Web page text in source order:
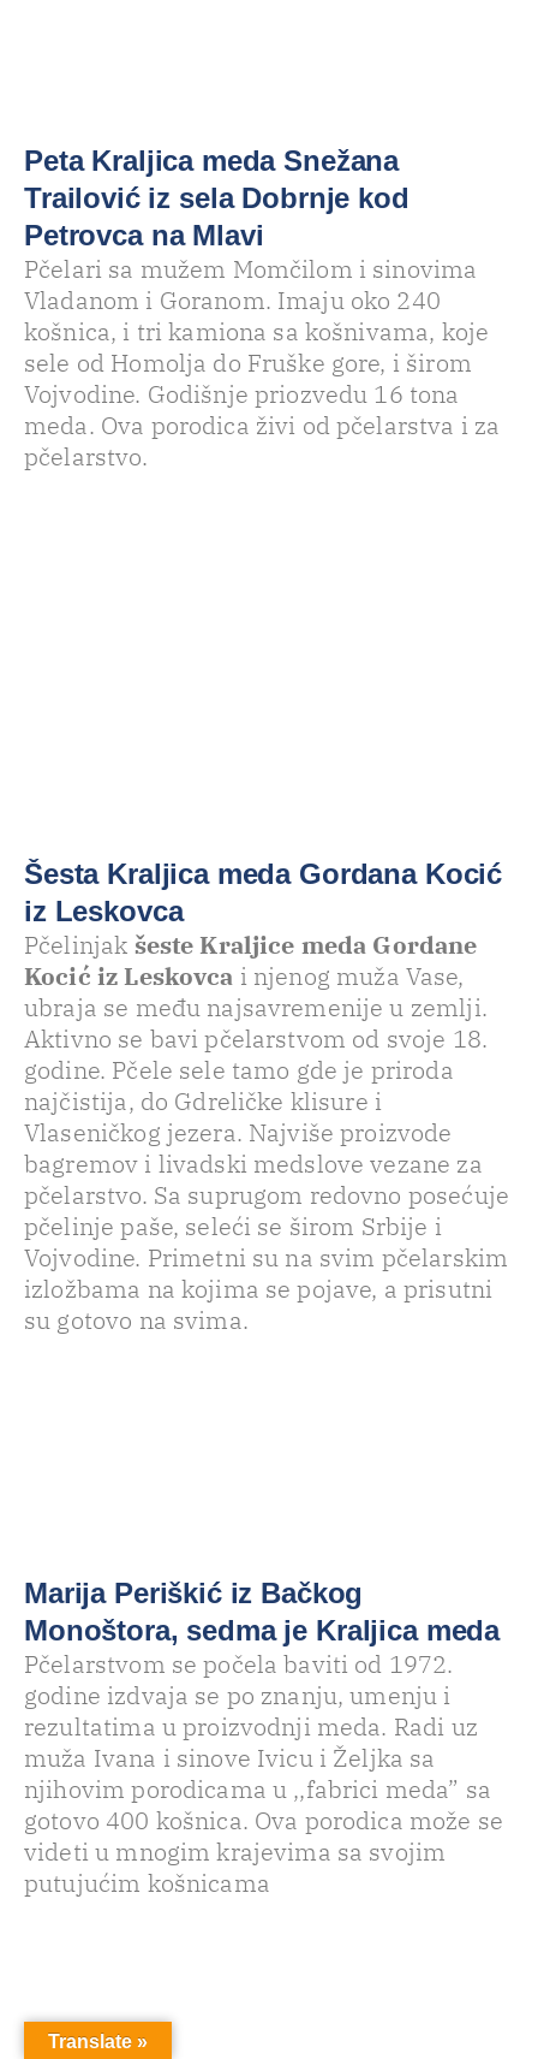
Peta Kraljica meda Snežana
Trailović iz sela Dobrnje kod
Petrovca na Mlavi
Pčelari sa mužem Momčilom i sinovima
Vladanom i Goranom. Imaju oko 240
košnica, i tri kamiona sa košnivama, koje
sele od Homolja do Fruške gore, i širom
Vojvodine. Godišnje priozvedu 16 tona
meda. Ova porodica živi od pčelarstva i za
pčelarstvo.
Šesta Kraljica meda Gordana Kocić
iz Leskovca
Pčelinjak šeste Kraljice meda Gordane
Kocić iz Leskovca i njenog muža Vase,
ubraja se među najsavremenije u zemlji.
Aktivno se bavi pčelarstvom od svoje 18.
godine. Pčele sele tamo gde je priroda
najčistija, do Gdreličke klisure i
Vlaseničkog jezera. Najviše proizvode
bagremov i livadski medslove vezane za
pčelarstvo. Sa suprugom redovno posećuje
pčelinje paše, seleći se širom Srbije i
Vojvodine. Primetni su na svim pčelarskim
izložbama na kojima se pojave, a prisutni
su gotovo na svima.
Marija Periškić iz Bačkog
Monoštora, sedma je Kraljica meda
Pčelarstvom se počela baviti od 1972.
godine izdvaja se po znanju, umenju i
rezultatima u proizvodnji meda. Radi uz
muža Ivana i sinove Ivicu i Željka sa
njihovim porodicama u ,,fabrici meda” sa
gotovo 400 košnica. Ova porodica može se
videti u mnogim krajevima sa svojim
putujućim košnicama
Translate »